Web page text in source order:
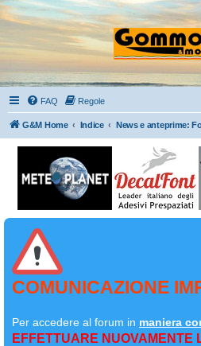
FAQ Regole
G&M Home Indice
COMUNICAZIONE
Per accedere al forum in maniera
EFFETTUARE NUOVAMENTE